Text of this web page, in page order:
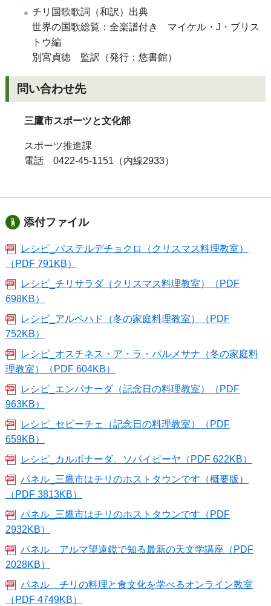
チリ国歌歌詞（和訳）出典
世界の国歌総覧：全楽譜付き マイケル・J・ブリス
トウ編
別宮貞徳 監訳（発行：悠書館）
問い合わせ先
三鷹市スポーツと文化部
スポーツ推進課
電話 0422-45-1151（内線2933）
添付ファイル
レシピ_パステルデチョクロ（クリスマス料理教室）
（PDF 791KB）
レシピ_チリサラダ（クリスマス料理教室）（PDF
698KB）
レシピ_アルベハド（冬の家庭料理教室）（PDF
752KB）
レシピ_オスチネス・ア・ラ・パルメサナ（冬の家庭料
理教室）（PDF 604KB）
レシピ_エンパナーダ（記念日の料理教室）（PDF
963KB）
レシピ_セビーチェ（記念日の料理教室）（PDF
659KB）
レシピ_カルボナーダ、ソパイピーヤ（PDF 622KB）
パネル_三鷹市はチリのホストタウンです（概要版）
（PDF 3813KB）
パネル_三鷹市はチリのホストタウンです（PDF
2932KB）
パネル＿アルマ望遠鏡で知る最新の天文学講座（PDF
2028KB）
パネル＿チリの料理と食文化を学べるオンライン教室
（PDF 4749KB）